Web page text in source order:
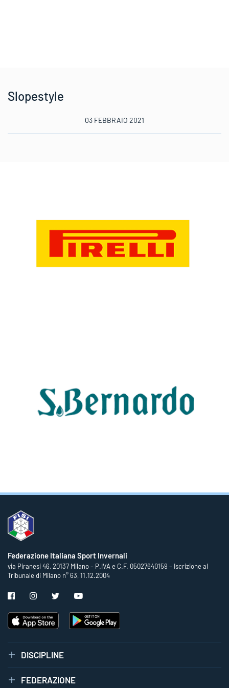
Slopestyle
03 FEBBRAIO 2021
Federazione Italiana Sport Invernali
via Piranesi 46, 20137 Milano – P.IVA e C.F. 05027640159 – Iscrizione al
Tribunale di Milano n° 63, 11.12.2004
DISCIPLINE
FEDERAZIONE